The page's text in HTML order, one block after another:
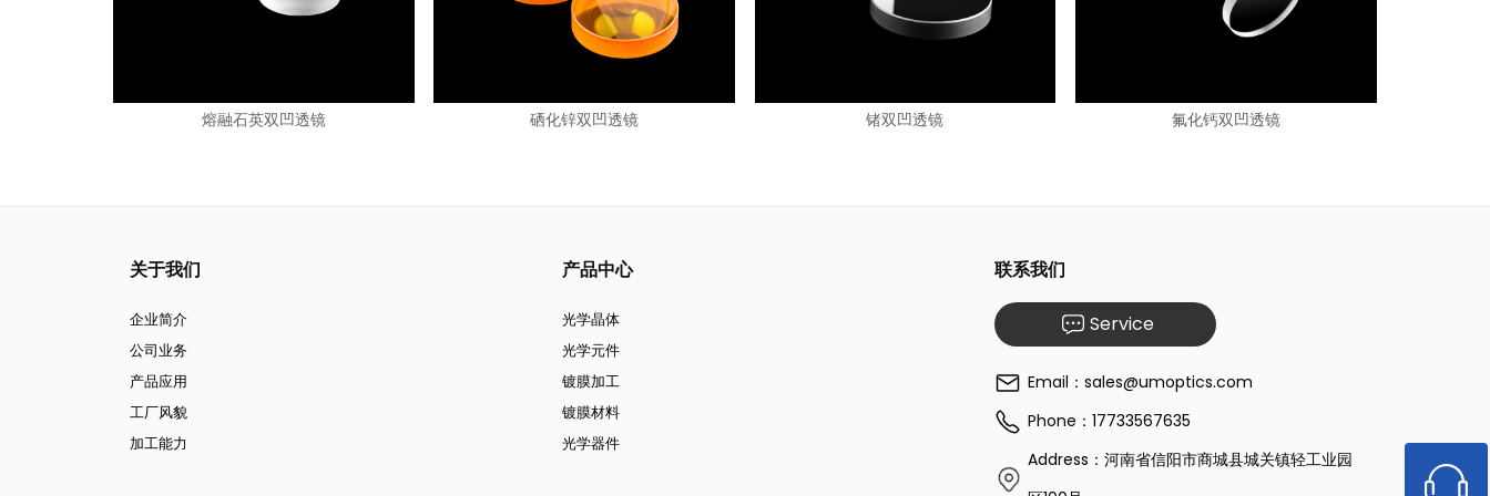
熔融石英双凹透镜 硒化锌双凹透镜 锗双凹透镜 氟化钙双凹透镜
关于我们
企业简介
公司业务
产品应用
工厂风貌
加工能力
产品中心
光学晶体
光学元件
镀膜加工
镀膜材料
光学器件
联系我们
Service
Email：sales@umoptics.com
Phone：17733567635
Address：河南省信阳市商城县城关镇轻工业园